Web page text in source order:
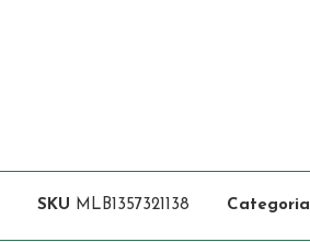
SKU MLB1357321138 Categoria